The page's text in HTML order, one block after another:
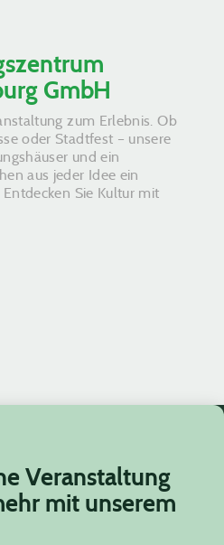
GmbH
zum Erlebnis. Ob
oder Stadtfest – unsere
und ein
aus jeder Idee ein
Sie Kultur mit
Veranstaltung
mit unserem